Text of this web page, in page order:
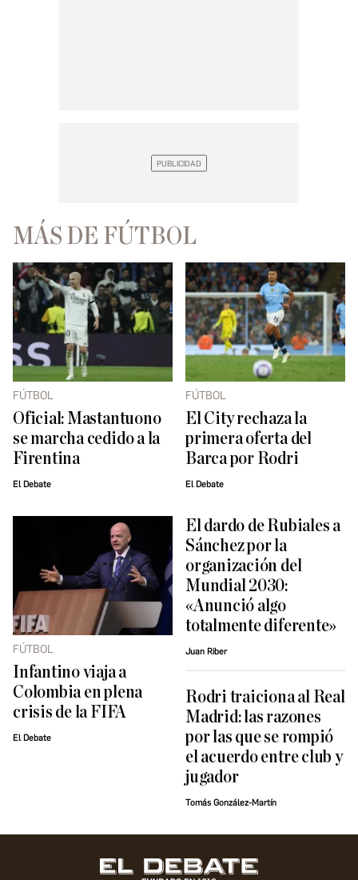
MÁS DE FÚTBOL
FÚTBOL
Oficial: Mastantuono
se marcha cedido a la
Firentina
El Debate
FÚTBOL
El City rechaza la
primera oferta del
Barca por Rodri
El Debate
FÚTBOL
Infantino viaja a
Colombia en plena
crisis de la FIFA
El Debate
El dardo de Rubiales a
Sánchez por la
organización del
Mundial 2030:
«Anunció algo
totalmente diferente»
Juan Riber
Rodri traiciona al Real
Madrid: las razones
por las que se rompió
el acuerdo entre club y
jugador
Tomás González-Martín